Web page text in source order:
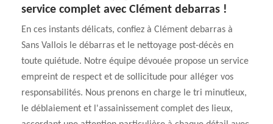
service complet avec Clément debarras !
En ces instants délicats, confiez à Clément debarras à
Sans Vallois le débarras et le nettoyage post-décès en
toute quiétude. Notre équipe dévouée propose un service
empreint de respect et de sollicitude pour alléger vos
responsabilités. Nous prenons en charge le tri minutieux,
le déblaiement et l'assainissement complet des lieux,